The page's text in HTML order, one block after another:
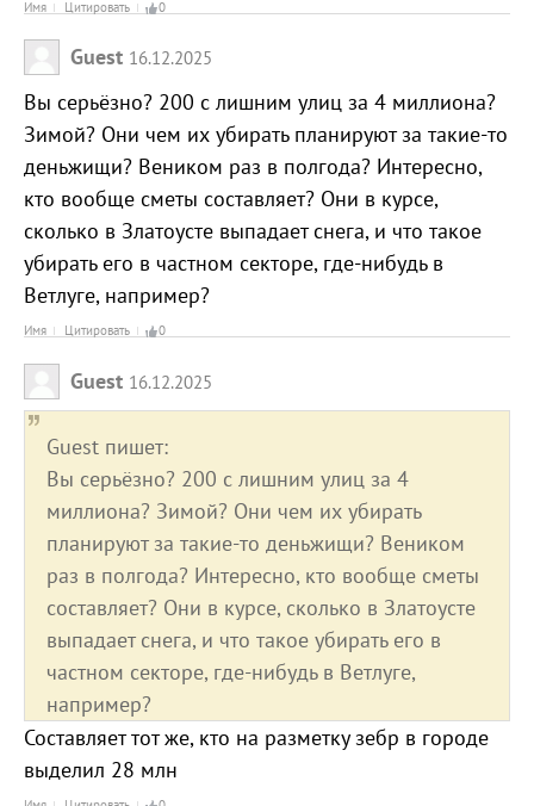
Имя Цитировать 0
Guest 16.12.2025
Вы серьёзно? 200 с лишним улиц за 4 миллиона?
Зимой? Они чем их убирать планируют за такие-то
деньжищи? Веником раз в полгода? Интересно,
кто вообще сметы составляет? Они в курсе,
сколько в Златоусте выпадает снега, и что такое
убирать его в частном секторе, где-нибудь в
Ветлуге, например?
Имя Цитировать 0
Guest 16.12.2025
Guest пишет:
Вы серьёзно? 200 с лишним улиц за 4
миллиона? Зимой? Они чем их убирать
планируют за такие-то деньжищи? Веником
раз в полгода? Интересно, кто вообще сметы
составляет? Они в курсе, сколько в Златоусте
выпадает снега, и что такое убирать его в
частном секторе, где-нибудь в Ветлуге,
например?
Составляет тот же, кто на разметку зебр в городе
выделил 28 млн